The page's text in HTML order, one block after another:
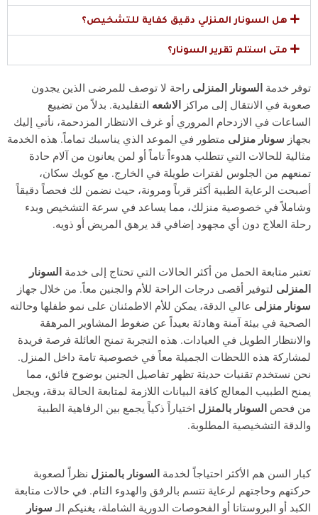
هل السونار المنزلي دقيق كفاية للتشخيص؟
متى استلم تقرير السونار؟
توفر خدمة السونار المنزلى راحة لا توصف للمرضى الذين يجدون
صعوبة في الانتقال إلى مراكز
الاشعه التقليدية. بدلاً من تضييع
الساعات في الازدحام المروري أو غرف الانتظار المزدحمة، نأتي إليك
بجهاز سونار منزلى متطور في الموعد الذي يناسبك تماماً. هذه الخدمة
مثالية للحالات التي تتطلب هدوءاً تاماً أو لمن يعانون من آلام حادة
تمنعهم من الجلوس لفترات طويلة في الخارج. مع كويك سكان،
أصبحت الرعاية الطبية أكثر قرباً ومرونة، حيث نضمن لك فحصاً دقيقاً
وشاملاً في خصوصية منزلك، مما يساعد في سرعة التشخيص وبدء
رحلة العلاج دون أي مجهود إضافي قد يرهق المريض أو ذويه.
تعتبر متابعة الحمل من أكثر الحالات التي تحتاج إلى خدمة السونار
المنزلى لتوفير أقصى درجات الراحة للأم والجنين معاً. من خلال جهاز
سونار منزلى عالي الدقة، يمكن للأم الاطمئنان على نمو طفلها وحالته
الصحية في بيئة آمنة وهادئة بعيداً عن ضغوط المشاوير المرهقة
والانتظار الطويل في العيادات. هذه التجربة تمنح العائلة فرصة فريدة
لمشاركة هذه اللحظات الجميلة معاً في خصوصية تامة داخل المنزل.
نحن نستخدم تقنيات حديثة تظهر تفاصيل الجنين بوضوح فائق، مما
يمنح الطبيب المعالج كافة البيانات اللازمة لمتابعة الحالة بدقة، ويجعل
من فحص السونار بالمنزل اختياراً ذكياً يجمع بين الرفاهية الطبية
والدقة التشخيصية المطلوبة.
كبار السن هم الأكثر احتياجاً لخدمة السونار بالمنزل نظراً لصعوبة
حركتهم وحاجتهم لرعاية تتسم بالرفق والهدوء التام. في حالات متابعة
الكبد أو البروستاتا أو الفحوصات الدورية الشاملة، يغنيكم الـ سونار